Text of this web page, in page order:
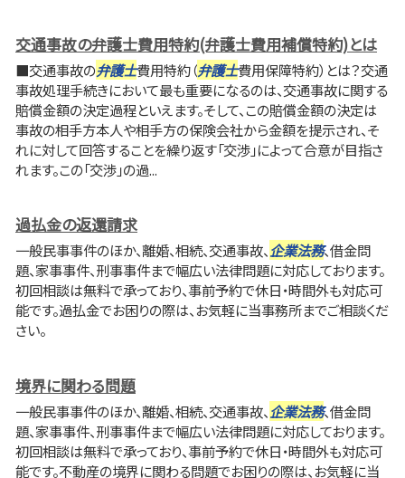
交通事故の弁護士費用特約(弁護士費用補償特約)とは
■交通事故の弁護士費用特約（弁護士費用保障特約）とは？交通
事故処理手続きにおいて最も重要になるのは、交通事故に関する
賠償金額の決定過程といえます。そして、この賠償金額の決定は
事故の相手方本人や相手方の保険会社から金額を提示され、そ
れに対して回答することを繰り返す「交渉」によって合意が目指さ
れます。この「交渉」の過...
過払金の返還請求
一般民事事件のほか、離婚、相続、交通事故、企業法務、借金問
題、家事事件、刑事事件まで幅広い法律問題に対応しております。
初回相談は無料で承っており、事前予約で休日・時間外も対応可
能です。過払金でお困りの際は、お気軽に当事務所までご相談くだ
さい。
境界に関わる問題
一般民事事件のほか、離婚、相続、交通事故、 企業法務、借金問
題、家事事件、刑事事件まで幅広い法律問題に対応しております。
初回相談は無料で承っており、事前予約で休日・時間外も対応可
能です。不動産の境界に関わる問題でお困りの際は、お気軽に当